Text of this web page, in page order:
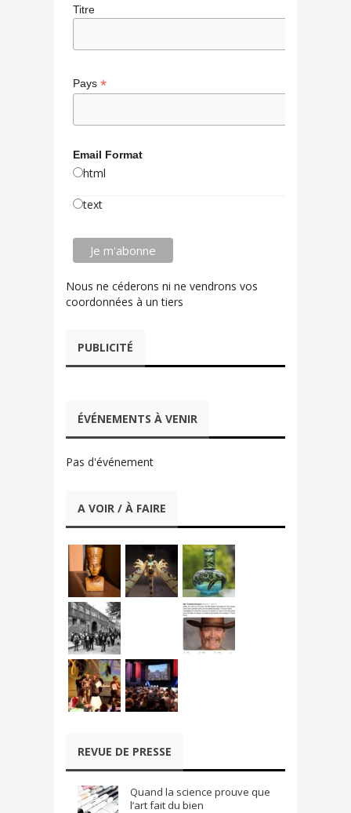
Titre
Pays *
Email Format
html
text
Nous ne céderons ni ne vendrons vos
coordonnées à un tiers
PUBLICITÉ
ÉVÉNEMENTS À VENIR
Pas d'événement
A VOIR / À FAIRE
REVUE DE PRESSE
Quand la science prouve que
l’art fait du bien